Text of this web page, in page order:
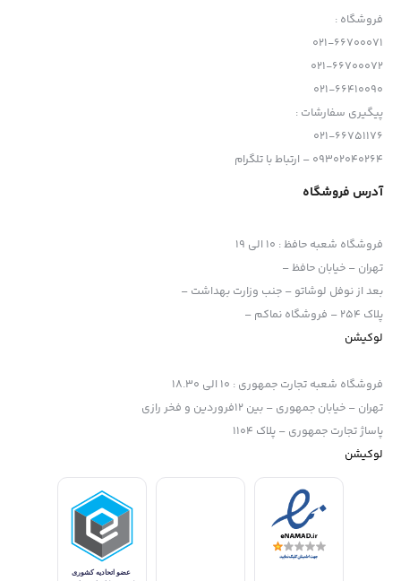
فروشگاه :
021-66700071
021-66700072
021-66410090
پیگیری سفارشات :
021-66751176
09302040264 – ارتباط با تلگرام
آدرس فروشگاه
فروشگاه شعبه حافظ: 10 الی 19
تهران – خیابان حافظ –
بعد از نوفل لوشاتو – جنب وزارت بهداشت –
پلاک 254 – فروشگاه نماکم –
لوکیشن
فروشگاه شعبه تجارت جمهوری : 10 الی 18.30
تهران – خیابان جمهوری – بین 12فروردین و فخر رازی
پاساژ تجارت جمهوری – پلاک 1104
لوکیشن